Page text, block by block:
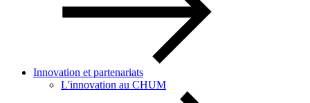
Innovation et partenariats
L'innovation au CHUM